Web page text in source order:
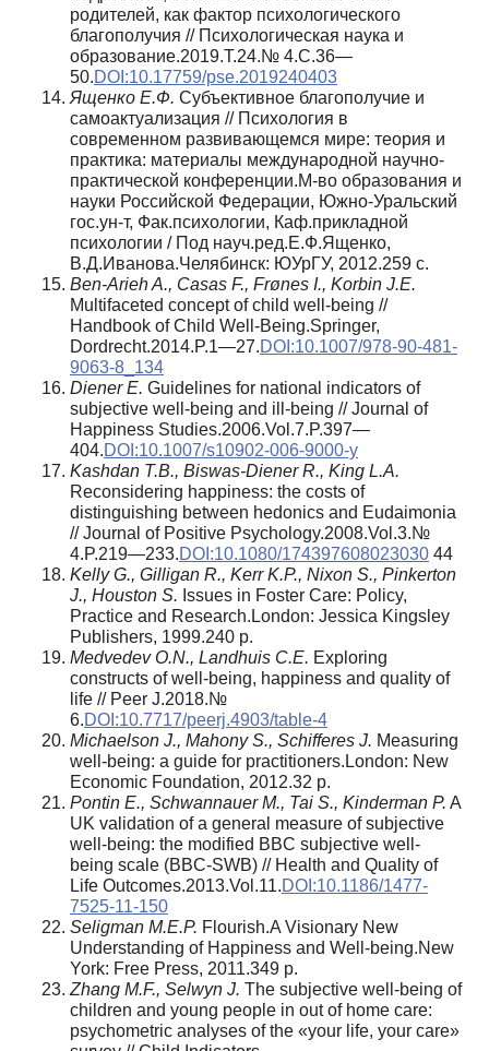
родителей, как фактор психологического
благополучия // Психологическая наука и
образование.2019.Т.24.№ 4.C.36—
50.DOI:10.17759/pse.2019240403
Ященко Е.Ф. Субъективное благополучие и
самоактуализация // Психология в
современном развивающемся мире: теория и
практика: материалы международной научно-
практической конференции.М-во образования и
науки Российской Федерации, Южно-Уральский
гос.ун-т, Фак.психологии, Каф.прикладной
психологии / Под науч.ред.Е.Ф.Ященко,
В.Д.Иванова.Челябинск: ЮУрГУ, 2012.259 с.
Ben-Arieh A., Casas F., Frønes I., Korbin J.E.
Multifaceted concept of child well-being //
Handbook of Child Well-Being.Springer,
Dordrecht.2014.P.1—27.DOI:10.1007/978-90-481-
9063-8_134
Diener E. Guidelines for national indicators of
subjective well-being and ill-being // Journal of
Happiness Studies.2006.Vol.7.P.397—
404.DOI:10.1007/s10902-006-9000-y
Kashdan T.B., Biswas-Diener R., King L.A.
Reconsidering happiness: the costs of
distinguishing between hedonics and Eudaimonia
// Journal of Positive Psychology.2008.Vol.3.№
4.P.219—233.DOI:10.1080/174397608023030 44
Kelly G., Gilligan R., Kerr K.P., Nixon S., Pinkerton
J., Houston S. Issues in Foster Care: Policy,
Practice and Research.London: Jessica Kingsley
Publishers, 1999.240 p.
Medvedev O.N., Landhuis C.E. Exploring
constructs of well-being, happiness and quality of
life // Peer J.2018.№
6.DOI:10.7717/peerj.4903/table-4
Michaelson J., Mahony S., Schifferes J. Measuring
well-being: a guide for practitioners.London: New
Economic Foundation, 2012.32 p.
Pontin E., Schwannauer M., Tai S., Kinderman P. A
UK validation of a general measure of subjective
well-being: the modified BBC subjective well-
being scale (BBC-SWB) // Health and Quality of
Life Outcomes.2013.Vol.11.DOI:10.1186/1477-
7525-11-150
Seligman M.E.P. Flourish.A Visionary New
Understanding of Happiness and Well-being.New
York: Free Press, 2011.349 p.
Zhang M.F., Selwyn J. The subjective well-being of
children and young people in out of home care:
psychometric analyses of the «your life, your care»